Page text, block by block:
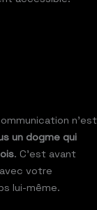
n’est
un dogme qui
. C’est avant
votre
lui-même.